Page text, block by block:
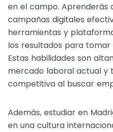
en el campo. Aprenderás
campañas digitales
herramientas y
los resultados para tomar
Estas habilidades son
mercado laboral actual y
competitiva al buscar
Además, estudiar en
en una cultura